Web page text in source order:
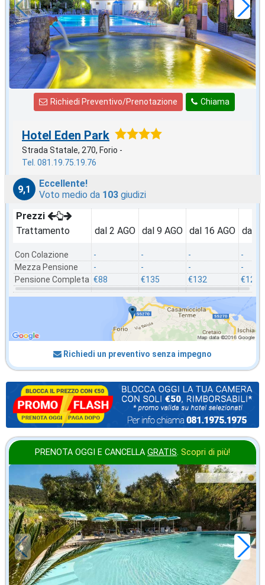
Chiama
Richiedi Preventivo/Prenotazione
Hotel Eden Park
Strada Statale, 270, Forio -
Tel. 081.19.75.19.76
9,1
Eccellente!
Voto medio da 103 giudizi
Prezzi
Trattamento
Con Colazione
Mezza Pensione
Pensione Completa
dal 2 AGO
-
-
€88
dal 9 AGO
-
-
€135
dal 16 AGO
-
-
€132
dal
-
-
€121
Richiedi un preventivo senza impegno
PRENOTA OGGI E CANCELLA GRATIS. Scopri di più!
in offerta da
€49,86
a notte